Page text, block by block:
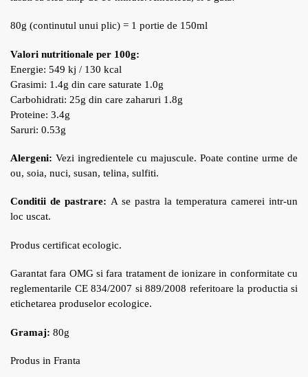
80g (continutul unui plic) = 1 portie de 150ml
Valori nutritionale per 100g:
Energie: 549 kj / 130 kcal
Grasimi: 1.4g din care saturate 1.0g
Carbohidrati: 25g din care zaharuri 1.8g
Proteine: 3.4g
Saruri: 0.53g
Alergeni: Vezi ingredientele cu majuscule. Poate contine urme de
ou, soia, nuci, susan, telina, sulfiti.
Conditii de pastrare: A se pastra la temperatura camerei intr-un
loc uscat.
Produs certificat ecologic.
Garantat fara OMG si fara tratament de ionizare in conformitate cu
reglementarile CE 834/2007 si 889/2008 referitoare la productia si
etichetarea produselor ecologice.
Gramaj: 80g
Produs in Franta